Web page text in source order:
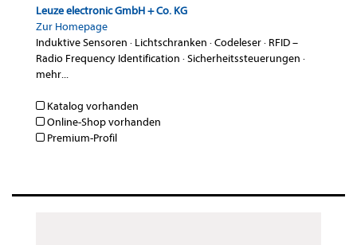
Leuze electronic GmbH + Co. KG
Zur Homepage
Induktive Sensoren · Lichtschranken ·Codeleser· RFID –
Radio Frequency Identification ·Sicherheitssteuerungen ·
mehr...
Katalog vorhanden
Online-Shop vorhanden
Premium-Profil